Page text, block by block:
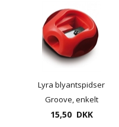
Lyra blyantspidser
Groove, enkelt
15,50 DKK